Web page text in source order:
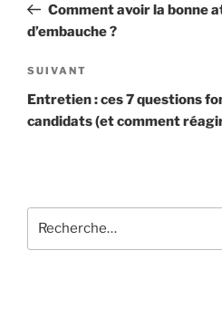
Comment avoir la bonne
d’embauche ?
SUIVANT
Entretien : ces 7 questions
candidats (et comment